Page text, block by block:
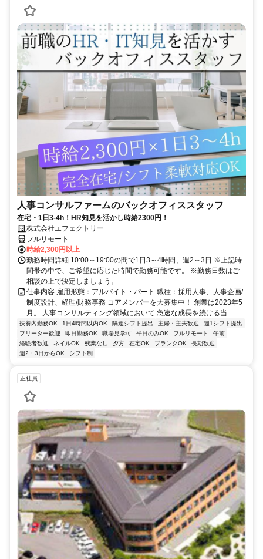
人事コンサルファームのバックオフィススタッフ
在宅・1日3-4h！HR知見を活かし時給2300円！
株式会社エフェクトリー
フルリモート
時給2,300円以上
勤務時間詳細 10:00～19:00の間で1日3～4時間、週2～3日 ※上記時
間帯の中で、ご希望に応じた時間で勤務可能です。 ※勤務日数はご
相談の上で決定しましょう。
仕事内容 雇用形態：アルバイト・パート 職種：採用人事、人事企画/
制度設計、経理/財務事務 コアメンバーを大募集中！ 創業は2023年5
月。 人事コンサルティング領域において 急速な成長を続ける当...
扶養内勤務OK 1日4時間以内OK 隔週シフト提出 主婦・主夫歓迎
週1シフト提出
フリーター歓迎
即日勤務OK 職場見学可 平日のみOK フルリモート
午前
経験者歓迎
ネイルOK 残業なし 夕方 在宅OK ブランクOK
長期歓迎
週2・3日からOK
シフト制
正社員